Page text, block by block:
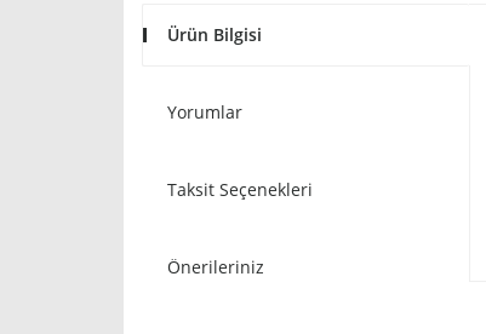
Ürün Bilgisi
Yorumlar
Taksit Seçenekleri
Önerileriniz